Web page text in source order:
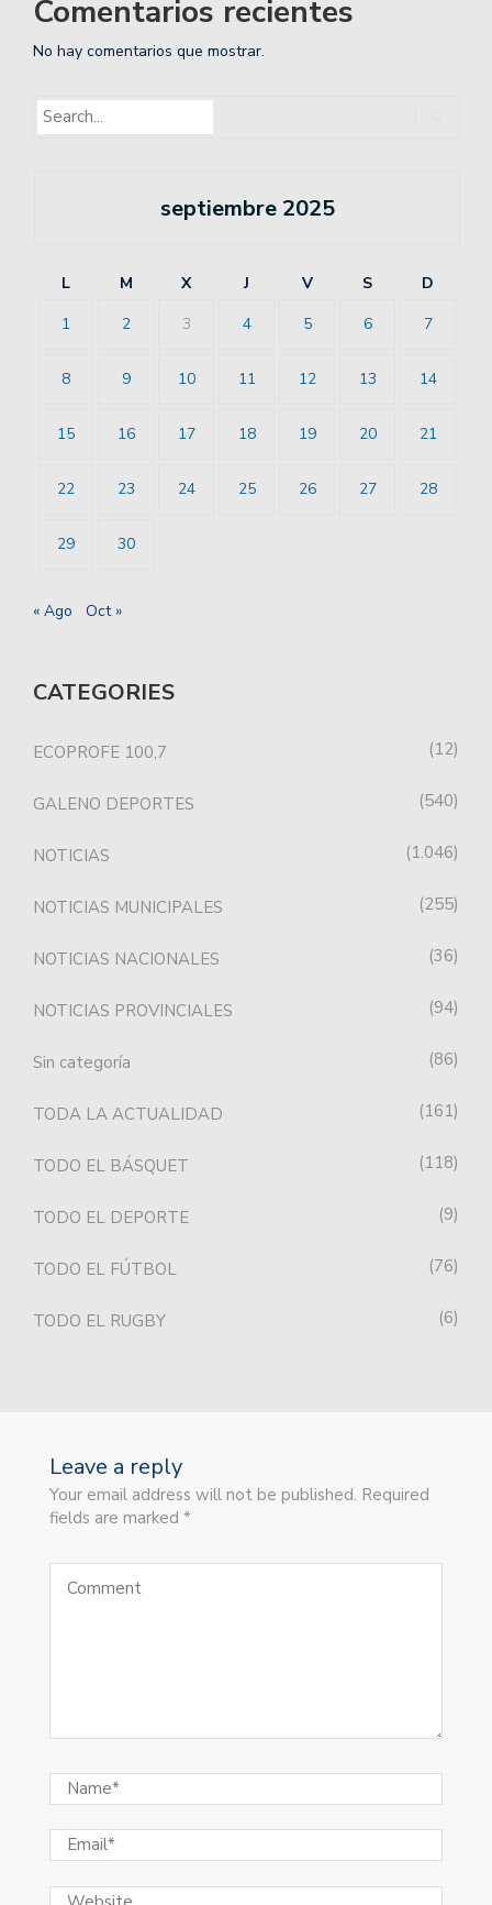
Comentarios recientes
No hay comentarios que mostrar.
septiembre 2025
L M X J V S
D
1
2 3 4 5 6 7
8 9 10 11 12 13 14
15 16 17 18 19 20 21
22 23 24 25 26 27 28
29 30
« Ago Oct »
CATEGORIES
ECOPROFE 100,7 12
GALENO DEPORTES 540
NOTICIAS 1.046
NOTICIAS MUNICIPALES 255
NOTICIAS NACIONALES 36
NOTICIAS PROVINCIALES 94
Sin categoría 86
TODA LA ACTUALIDAD 161
TODO EL BÁSQUET 118
TODO EL DEPORTE 9
TODO EL FÚTBOL 76
TODO EL RUGBY 6
Leave a reply
Your email address will not be published. Required
fields are marked *